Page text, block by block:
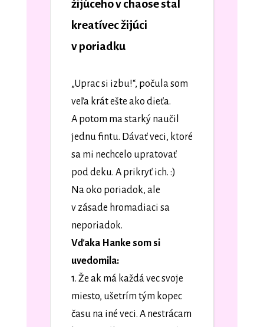
žijúceho v chaose stal
kreatívec žijúci
v poriadku
„Uprac si izbu!“, počula som
veľa krát ešte ako dieťa.
A potom ma starký naučil
jednu fintu. Dávať veci, ktoré
sa mi nechcelo upratovať
pod deku. A prikryť ich. :)
Na oko poriadok, ale
v zásade hromadiaci sa
neporiadok.
Vďaka Hanke som si
uvedomila:
1. Že ak má každá vec svoje
miesto, ušetrím tým kopec
času na iné veci. A nestrácam